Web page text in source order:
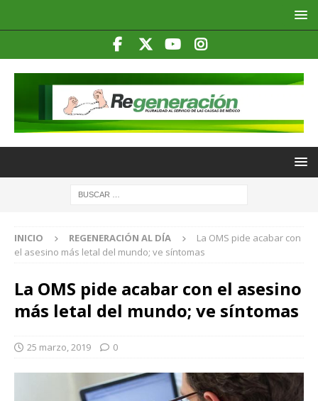
INICIO REGENERACIÓN AL DÍA
La OMS pide acabar con
el asesino más letal del mundo; ve síntomas
La OMS pide acabar con el asesino
más letal del mundo; ve síntomas
25 marzo, 2019 0